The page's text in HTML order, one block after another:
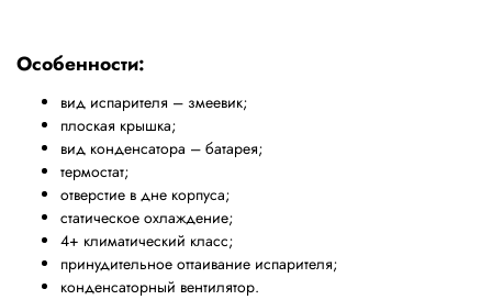
Особенности:
вид испарителя – змеевик;
плоская крышка;
вид конденсатора – батарея;
термостат;
отверстие в дне корпуса;
статическое охлаждение;
4+ климатический класс;
принудительное оттаивание испарителя;
конденсаторный вентилятор.